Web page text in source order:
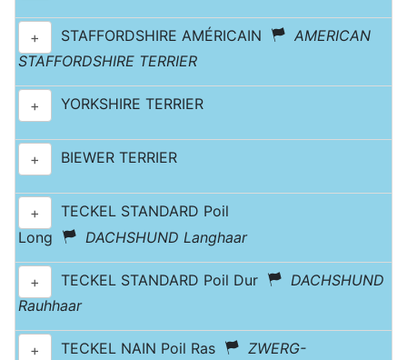
+ STAFFORDSHIRE AMÉRICAIN
AMERICAN
STAFFORDSHIRE TERRIER
+ YORKSHIRE TERRIER
+ BIEWER TERRIER
+
TECKEL STANDARD Poil
Long
DACHSHUND Langhaar
+ TECKEL STANDARD Poil Dur
DACHSHUND
Rauhhaar
+ TECKEL NAIN Poil Ras
ZWERG-